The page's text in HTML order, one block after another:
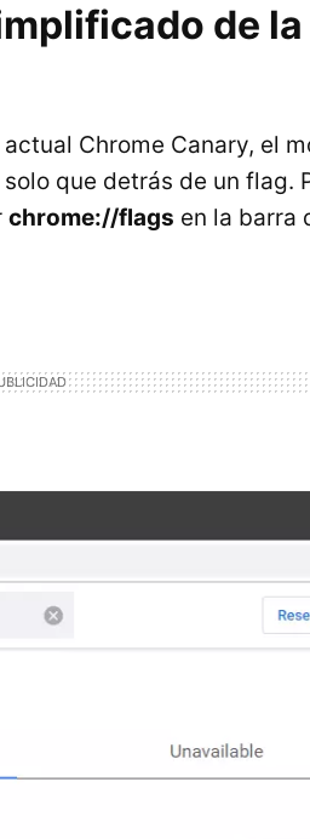
de la
Chrome Canary, el
que detrás de un flag.
chrome://flags en la barra